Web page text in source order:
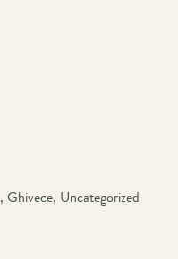
, Ghivece, Uncategorized